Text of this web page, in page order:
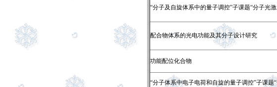
“分子及自旋体系中的量子调控”子课题“分子光
配合物体系的光电功能及其分子设计研究
功能配位化合物
“分子体系中电子电荷和自旋的量子调控”子课题